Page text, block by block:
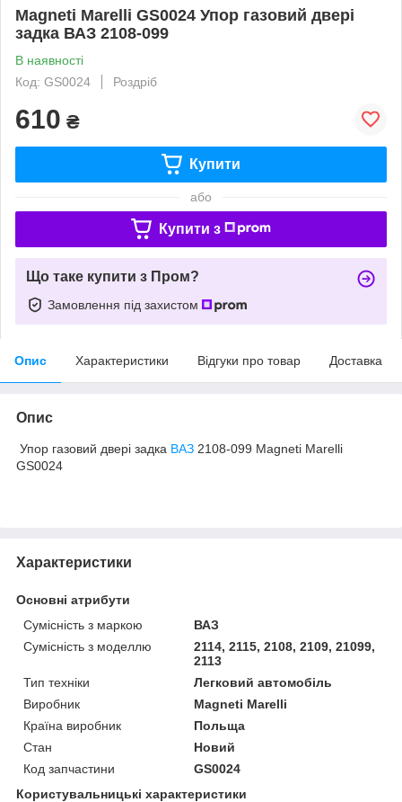
Magneti Marelli GS0024 Упор газовий двері
задка ВАЗ 2108-099
В наявності
Код: GS0024
Роздріб
610 ₴
Купити
або
Купити з
Що таке купити з Пром?
Замовлення під захистом
Опис Характеристики Відгуки про товар Доставка
Опис
Упор газовий двері задка ВАЗ 2108-099 Magneti Marelli
GS0024
Характеристики
Основні атрибути
Сумісність з маркою
ВАЗ
Сумісність з моделлю
2114, 2115, 2108, 2109, 21099,
2113
Тип техніки
Легковий автомобіль
Виробник
Magneti Marelli
Країна виробник
Польща
Стан
Новий
Код запчастини
GS0024
Користувальницькі характеристики